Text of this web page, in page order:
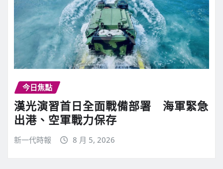
今日焦點
漢光演習首日全面戰備部署 海軍緊急
出港、空軍戰力保存
新一代時報 8 月 5, 2026